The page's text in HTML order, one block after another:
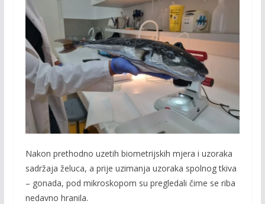
Nakon prethodno uzetih biometrijskih mjera i uzoraka
sadržaja želuca, a prije uzimanja uzoraka spolnog tkiva
– gonada, pod mikroskopom su pregledali čime se riba
nedavno hranila.